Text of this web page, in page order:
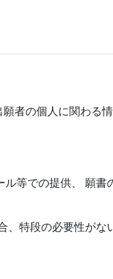
の個人に関わる
等での提供、 願
特段の必要性が